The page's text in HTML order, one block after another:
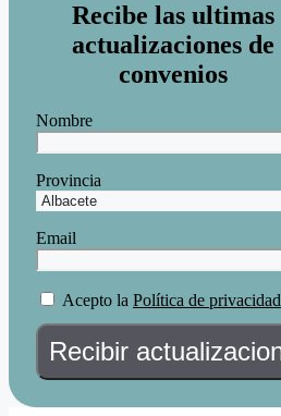
Recibe las ultimas
actualizaciones de
convenios
Nombre
Provincia
Email
Acepto la Política de privacidad